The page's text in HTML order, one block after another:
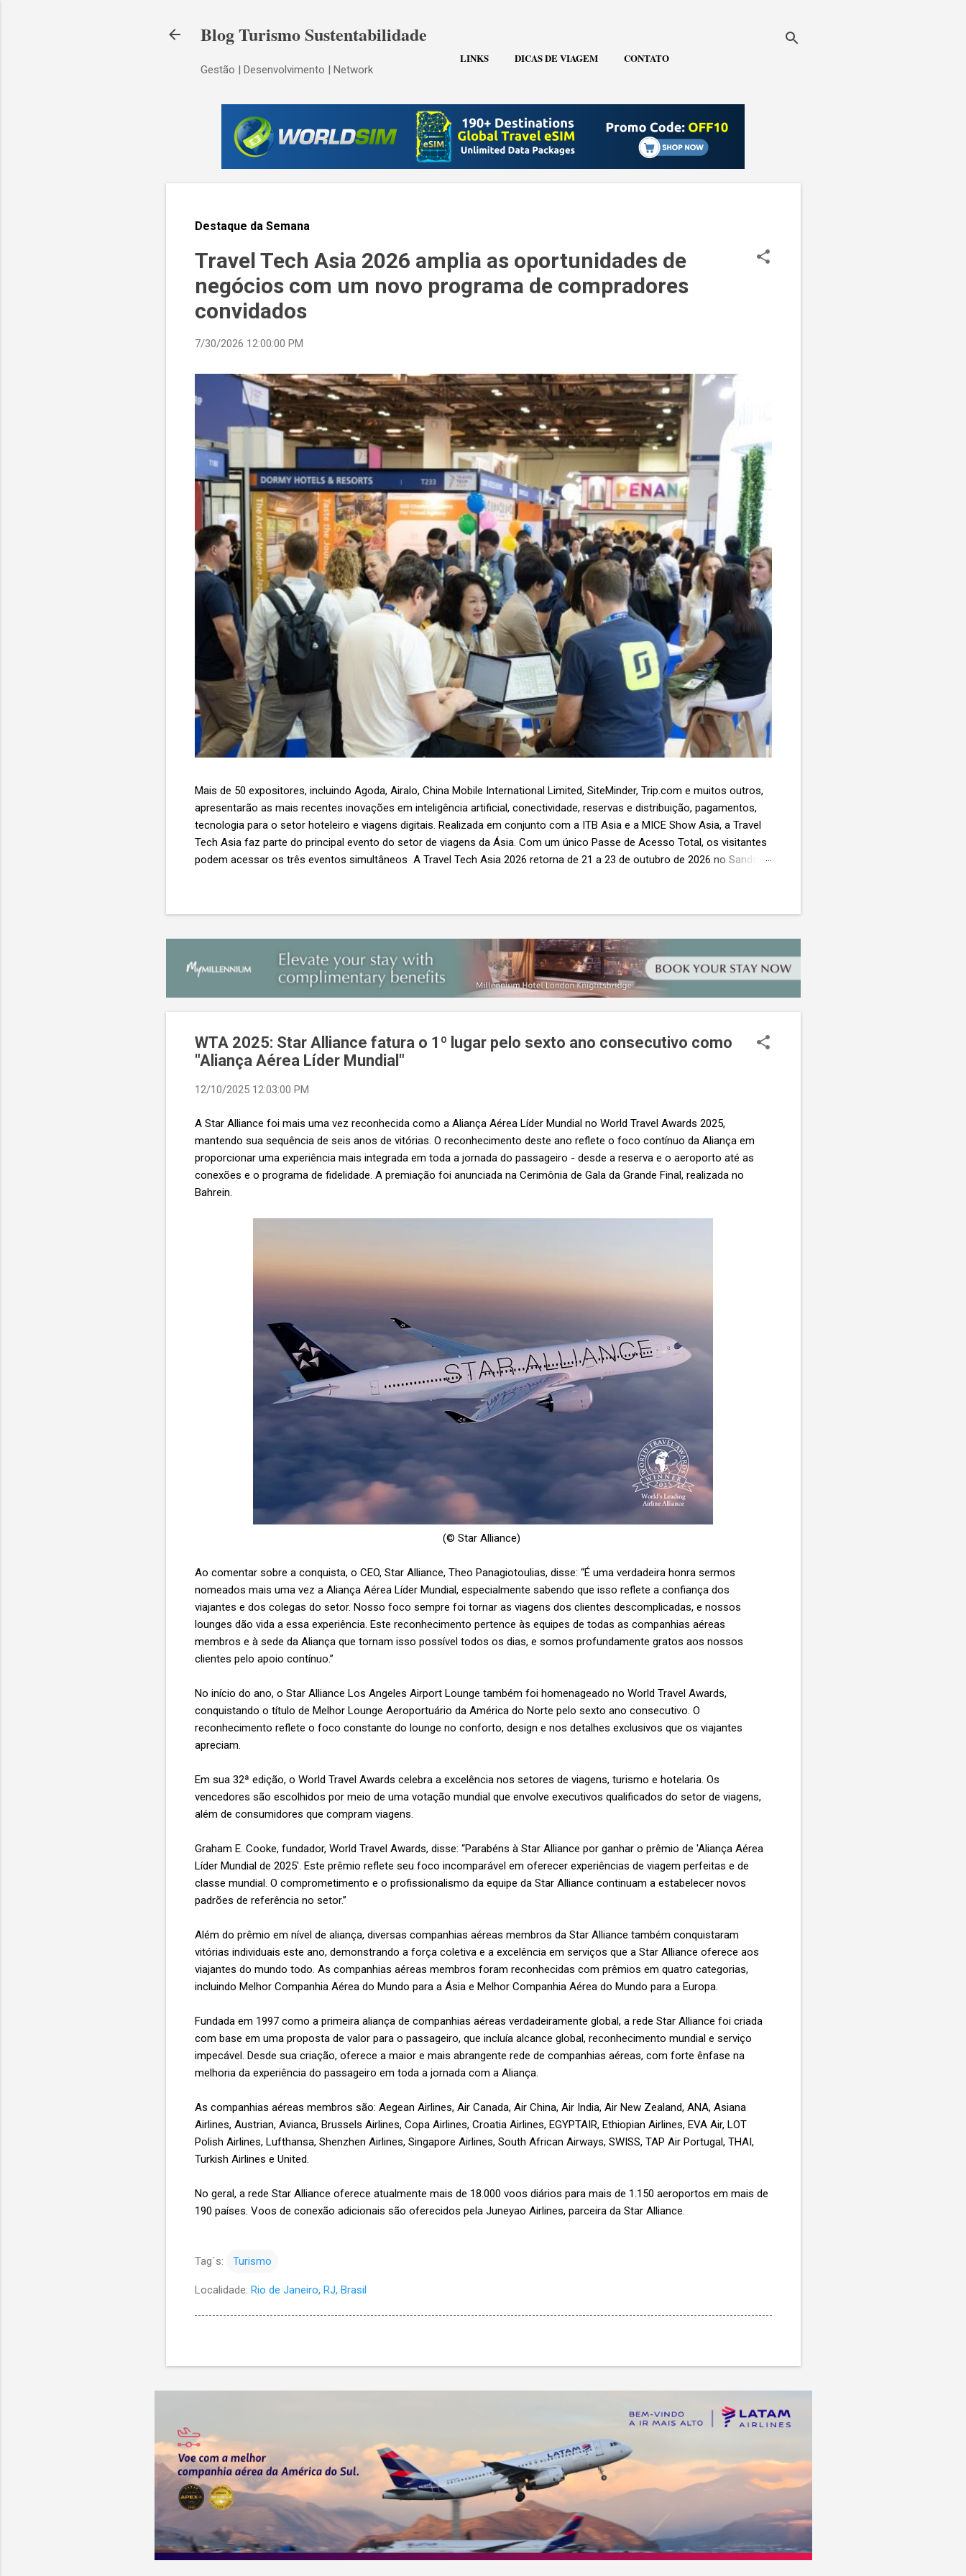
Blog Turismo Sustentabilidade
Gestão | Desenvolvimento | Network
LINKS DICAS DE VIAGEM CONTATO
Destaque da Semana
Travel Tech Asia 2026 amplia as oportunidades de
negócios com um novo programa de compradores
convidados
7/30/2026 12:00:00 PM
Mais de 50 expositores, incluindo Agoda, Airalo, China Mobile International Limited, SiteMinder, Trip.com e muitos outros,
apresentarão as mais recentes inovações em inteligência artificial, conectividade, reservas e distribuição, pagamentos,
tecnologia para o setor hoteleiro e viagens digitais. Realizada em conjunto com a ITB Asia e a MICE Show Asia, a Travel
Tech Asia faz parte do principal evento do setor de viagens da Ásia. Com um único Passe de Acesso Total, os visitantes
podem acessar os três eventos simultâneos A Travel Tech Asia 2026 retorna de 21 a 23 de outubro de 2026 no Sands
de importantes nomes do setor e debates sobre as principais tendências que impulsionam a próxima geração da
WTA 2025: Star Alliance fatura o 1º lugar pelo sexto ano consecutivo como
"Aliança Aérea Líder Mundial"
12/10/2025 12:03:00 PM
A Star Alliance foi mais uma vez reconhecida como a Aliança Aérea Líder Mundial no World Travel Awards 2025,
mantendo sua sequência de seis anos de vitórias. O reconhecimento deste ano reflete o foco contínuo da Aliança em
proporcionar uma experiência mais integrada em toda a jornada do passageiro - desde a reserva e o aeroporto até as
conexões e o programa de fidelidade. A premiação foi anunciada na Cerimônia de Gala da Grande Final, realizada no
Bahrein.
(© Star Alliance)
Ao comentar sobre a conquista, o CEO, Star Alliance, Theo Panagiotoulias, disse: “É uma verdadeira honra sermos
nomeados mais uma vez a Aliança Aérea Líder Mundial, especialmente sabendo que isso reflete a confiança dos
viajantes e dos colegas do setor. Nosso foco sempre foi tornar as viagens dos clientes descomplicadas, e nossos
lounges dão vida a essa experiência. Este reconhecimento pertence às equipes de todas as companhias aéreas
membros e à sede da Aliança que tornam isso possível todos os dias, e somos profundamente gratos aos nossos
clientes pelo apoio contínuo.”
No início do ano, o Star Alliance Los Angeles Airport Lounge também foi homenageado no World Travel Awards,
conquistando o título de Melhor Lounge Aeroportuário da América do Norte pelo sexto ano consecutivo. O
reconhecimento reflete o foco constante do lounge no conforto, design e nos detalhes exclusivos que os viajantes
apreciam.
Em sua 32ª edição, o World Travel Awards celebra a excelência nos setores de viagens, turismo e hotelaria. Os
vencedores são escolhidos por meio de uma votação mundial que envolve executivos qualificados do setor de viagens,
além de consumidores que compram viagens.
Graham E. Cooke, fundador, World Travel Awards, disse: “Parabéns à Star Alliance por ganhar o prêmio de 'Aliança Aérea
Líder Mundial de 2025'. Este prêmio reflete seu foco incomparável em oferecer experiências de viagem perfeitas e de
classe mundial. O comprometimento e o profissionalismo da equipe da Star Alliance continuam a estabelecer novos
padrões de referência no setor.”
Além do prêmio em nível de aliança, diversas companhias aéreas membros da Star Alliance também conquistaram
vitórias individuais este ano, demonstrando a força coletiva e a excelência em serviços que a Star Alliance oferece aos
viajantes do mundo todo. As companhias aéreas membros foram reconhecidas com prêmios em quatro categorias,
incluindo Melhor Companhia Aérea do Mundo para a Ásia e Melhor Companhia Aérea do Mundo para a Europa.
Fundada em 1997 como a primeira aliança de companhias aéreas verdadeiramente global, a rede Star Alliance foi criada
com base em uma proposta de valor para o passageiro, que incluía alcance global, reconhecimento mundial e serviço
impecável. Desde sua criação, oferece a maior e mais abrangente rede de companhias aéreas, com forte ênfase na
melhoria da experiência do passageiro em toda a jornada com a Aliança.
As companhias aéreas membros são: Aegean Airlines, Air Canada, Air China, Air India, Air New Zealand, ANA, Asiana
Airlines, Austrian, Avianca, Brussels Airlines, Copa Airlines, Croatia Airlines, EGYPTAIR, Ethiopian Airlines, EVA Air, LOT
Polish Airlines, Lufthansa, Shenzhen Airlines, Singapore Airlines, South African Airways, SWISS, TAP Air Portugal, THAI,
Turkish Airlines e United.
No geral, a rede Star Alliance oferece atualmente mais de 18.000 voos diários para mais de 1.150 aeroportos em mais de
190 países. Voos de conexão adicionais são oferecidos pela Juneyao Airlines, parceira da Star Alliance.
Tag´s: Turismo
Localidade: Rio de Janeiro, RJ, Brasil